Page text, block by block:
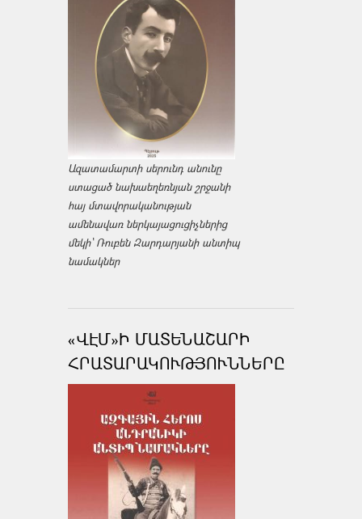
Ազատամարտի սերունդ անունը
ստացած նախաեղեռնյան շրջանի
հայ մտավորականության
ամենավառ ներկայացուցիչներից
մեկի՝ Ռուբեն Զարդարյանի անտիպ
նամակներ
«ՎԷՄ»Ի ՄԱՏԵՆԱՇԱՐԻ
ՀՐԱՏԱՐԱԿՈՒԹՅՈՒՆՆԵՐԸ